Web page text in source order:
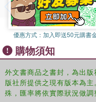
優惠方式： 加入即送50元購書
購物須知
外文書商品之書封，為出
版社所提供之現有版本為
殊，匯率將依實際狀況做調